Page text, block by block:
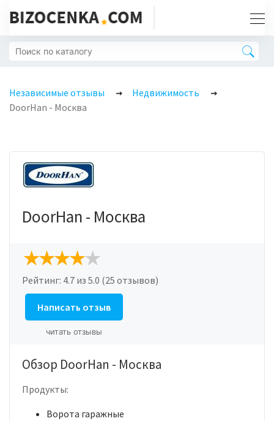
Независимые отзывы
Недвижимость
DoorHan - Москва
DoorHan - Москва
Рейтинг: 4.7 из 5.0 (25 отзывов)
Написать отзыв
читать отзывы
Обзор DoorHan - Москва
Продукты:
Ворота гаражные